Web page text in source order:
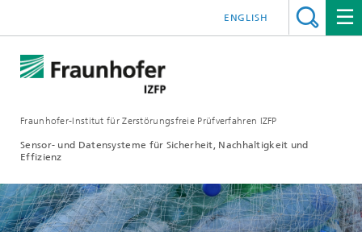
Fraunhofer-Institut für Zerstörungsfreie Prüfverfahren IZFP
Sensor- und Datensysteme für Sicherheit, Nachhaltigkeit und
Effizienz
ENGLISH